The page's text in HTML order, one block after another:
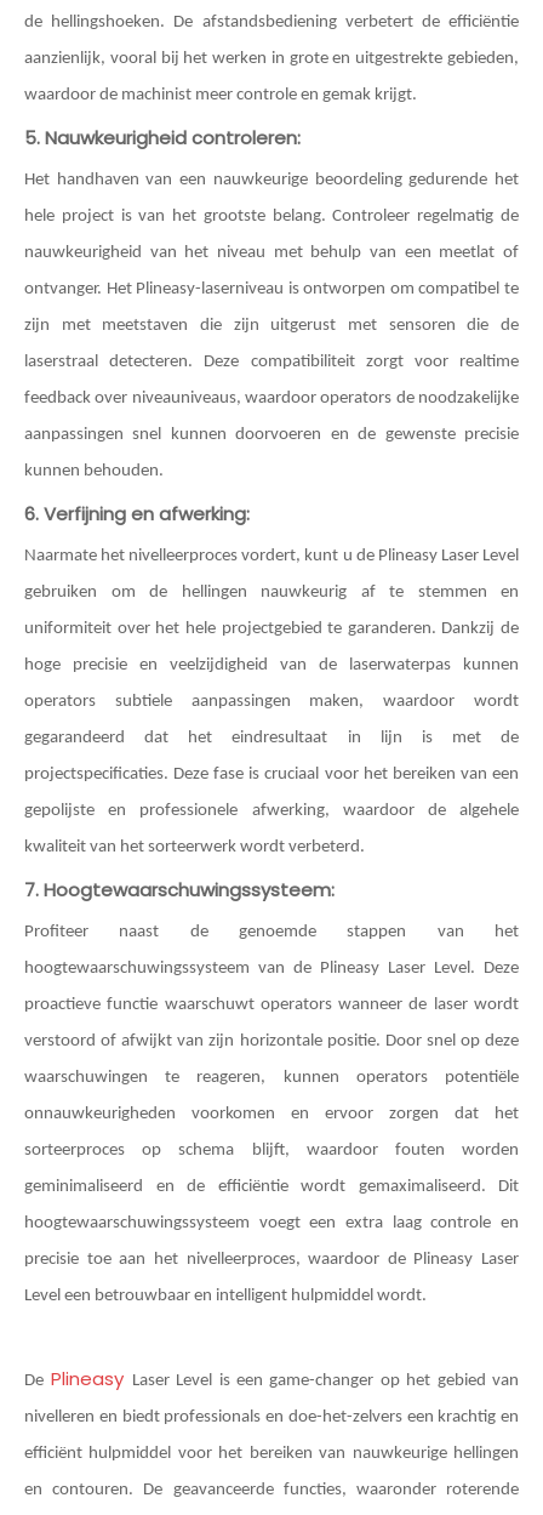
de hellingshoeken. De afstandsbediening verbetert de efficiëntie
aanzienlijk, vooral bij het werken in grote en uitgestrekte gebieden,
waardoor de machinist meer controle en gemak krijgt.
5. Nauwkeurigheid controleren:
Het handhaven van een nauwkeurige beoordeling gedurende het
hele project is van het grootste belang. Controleer regelmatig de
nauwkeurigheid van het niveau met behulp van een meetlat of
ontvanger. Het Plineasy-laserniveau is ontworpen om compatibel te
zijn met meetstaven die zijn uitgerust met sensoren die de
laserstraal detecteren. Deze compatibiliteit zorgt voor realtime
feedback over niveauniveaus, waardoor operators de noodzakelijke
aanpassingen snel kunnen doorvoeren en de gewenste precisie
kunnen behouden.
6. Verfijning en afwerking:
Naarmate het nivelleerproces vordert, kunt u de Plineasy Laser Level
gebruiken om de hellingen nauwkeurig af te stemmen en
uniformiteit over het hele projectgebied te garanderen. Dankzij de
hoge precisie en veelzijdigheid van de laserwaterpas kunnen
operators subtiele aanpassingen maken, waardoor wordt
gegarandeerd dat het eindresultaat in lijn is met de
projectspecificaties. Deze fase is cruciaal voor het bereiken van een
gepolijste en professionele afwerking, waardoor de algehele
kwaliteit van het sorteerwerk wordt verbeterd.
7. Hoogtewaarschuwingssysteem:
Profiteer naast de genoemde stappen van het
hoogtewaarschuwingssysteem van de Plineasy Laser Level. Deze
proactieve functie waarschuwt operators wanneer de laser wordt
verstoord of afwijkt van zijn horizontale positie. Door snel op deze
waarschuwingen te reageren, kunnen operators potentiële
onnauwkeurigheden voorkomen en ervoor zorgen dat het
sorteerproces op schema blijft, waardoor fouten worden
geminimaliseerd en de efficiëntie wordt gemaximaliseerd. Dit
hoogtewaarschuwingssysteem voegt een extra laag controle en
precisie toe aan het nivelleerproces, waardoor de Plineasy Laser
Level een betrouwbaar en intelligent hulpmiddel wordt.
De Plineasy Laser Level is een game-changer op het gebied van
nivelleren en biedt professionals en doe-het-zelvers een krachtig en
efficiënt hulpmiddel voor het bereiken van nauwkeurige hellingen
en contouren. De geavanceerde functies, waaronder roterende